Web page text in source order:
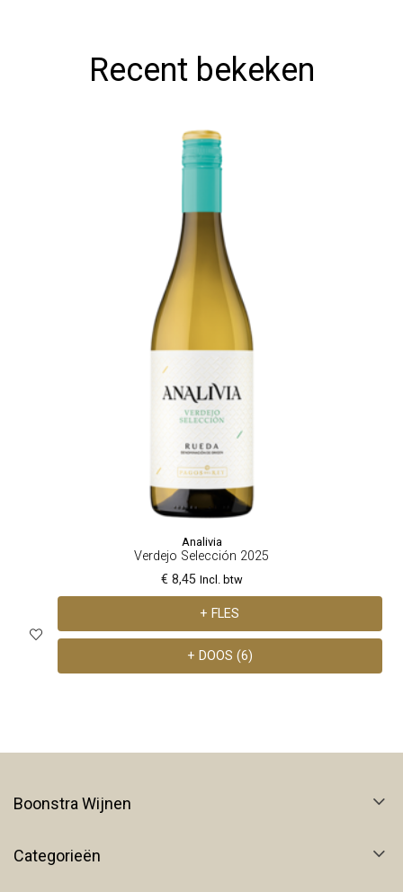
Recent bekeken
Analivia
Verdejo Selección 2025
€ 8,45 Incl. btw
+ FLES
+ DOOS (6)
Boonstra Wijnen
Categorieën